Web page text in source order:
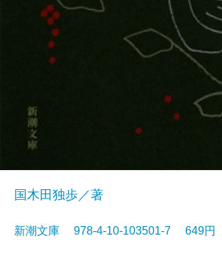
国木田独歩／著
新潮文庫 978-4-10-103501-7 649円